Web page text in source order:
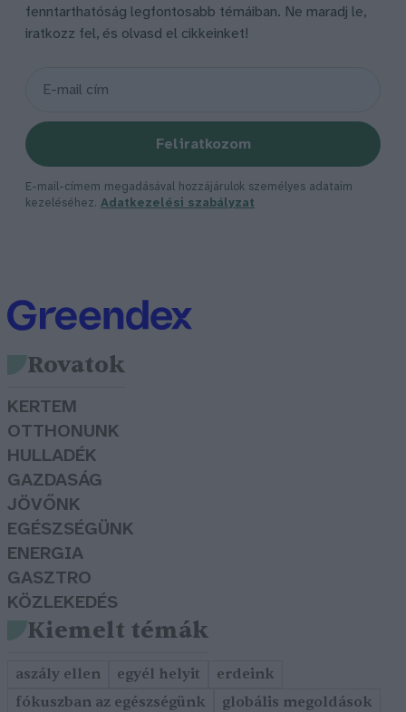
fenntarthatóság legfontosabb témáiban. Ne maradj le,
iratkozz fel, és olvasd el cikkeinket!
Feliratkozom
E-mail-címem megadásával hozzájárulok személyes adataim
kezeléséhez. Adatkezelési szabályzat
Rovatok
KERTEM
OTTHONUNK
HULLADÉK
GAZDASÁG
JÖVŐNK
EGÉSZSÉGÜNK
ENERGIA
GASZTRO
KÖZLEKEDÉS
Kiemelt témák
aszály ellen egyél helyit
erdeink
fókuszban az egészségünk
globális megoldások